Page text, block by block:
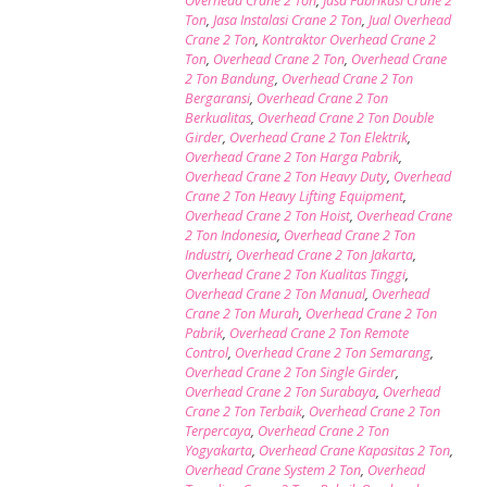
Ton, Jasa Instalasi Crane 2 Ton, Jual Overhead
Crane 2 Ton, Kontraktor Overhead Crane 2
Ton, Overhead Crane 2 Ton, Overhead Crane
2 Ton Bandung, Overhead Crane 2 Ton
Bergaransi, Overhead Crane 2 Ton
Berkualitas, Overhead Crane 2 Ton Double
Girder, Overhead Crane 2 Ton Elektrik,
Overhead Crane 2 Ton Harga Pabrik,
Overhead Crane 2 Ton Heavy Duty, Overhead
Crane 2 Ton Heavy Lifting Equipment,
Overhead Crane 2 Ton Hoist, Overhead Crane
2 Ton Indonesia, Overhead Crane 2 Ton
Industri, Overhead Crane 2 Ton Jakarta,
Overhead Crane 2 Ton Kualitas Tinggi,
Overhead Crane 2 Ton Manual, Overhead
Crane 2 Ton Murah, Overhead Crane 2 Ton
Pabrik, Overhead Crane 2 Ton Remote
Control, Overhead Crane 2 Ton Semarang,
Overhead Crane 2 Ton Single Girder,
Overhead Crane 2 Ton Surabaya, Overhead
Crane 2 Ton Terbaik, Overhead Crane 2 Ton
Terpercaya, Overhead Crane 2 Ton
Yogyakarta, Overhead Crane Kapasitas 2 Ton,
Overhead Crane System 2 Ton, Overhead